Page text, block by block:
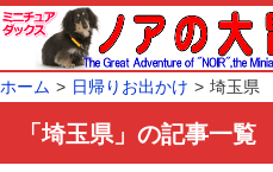
ホーム 日帰りお出かけ 埼玉県
「埼玉県」の記事一覧